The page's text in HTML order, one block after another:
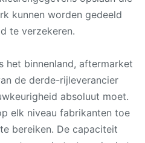
kunnen worden gedeeld
te verzekeren.
het binnenland, aftermarket
de derde-rijleverancier
absoluut moet.
elk niveau fabrikanten toe
bereiken. De capaciteit